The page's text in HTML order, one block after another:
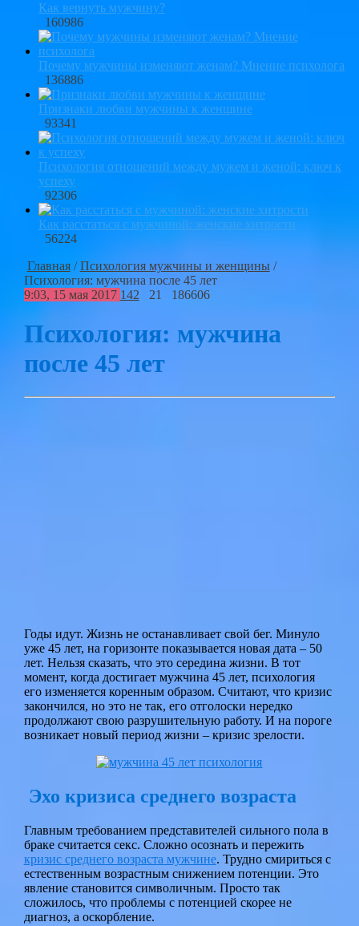
Как вернуть мужчину?
160986
Почему мужчины изменяют женам? Мнение психолога
136886
Признаки любви мужчины к женщине
93341
Психология отношений между мужем и женой: ключ к
успеху
92306
Как расстаться с мужчиной: женские хитрости
56224
Главная/Психология мужчины и женщины/
Психология: мужчина после 45 лет
9:03, 15 мая 2017 142 21 186606
Психология: мужчина
после 45 лет
Годы идут. Жизнь не останавливает свой бег. Минуло
уже 45 лет, на горизонте показывается новая дата – 50
лет. Нельзя сказать, что это середина жизни. В тот
момент, когда достигает мужчина 45 лет, психология
его изменяется коренным образом. Считают, что кризис
закончился, но это не так, его отголоски нередко
продолжают свою разрушительную работу. И на пороге
возникает новый период жизни – кризис зрелости.
Эхо кризиса среднего возраста
Главным требованием представителей сильного пола в
браке считается секс. Сложно осознать и пережить
кризис среднего возраста мужчине. Трудно смириться с
естественным возрастным снижением потенции. Это
явление становится символичным. Просто так
сложилось, что проблемы с потенцией скорее не
диагноз, а оскорбление.